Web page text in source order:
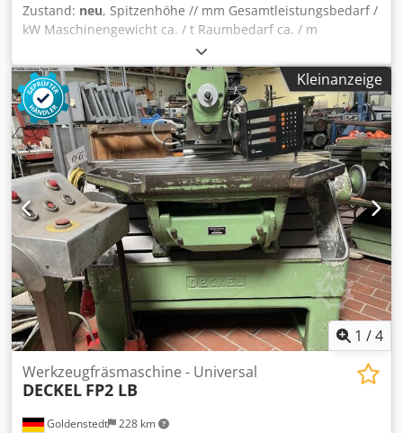
Zustand: neu, Spitzenhöhe // mm Gesamtleistungsbedarf /
kW Maschinengewicht ca. / t Raumbedarf ca. / m
Teilapparat für Deckel FP1 / FP2 Credpfx Aezcgfqopmjf
Zustand: NEU
Kleinanzeige
1 /4
Goldenstedt 228 km
Werkzeugfräsmaschine - Universal
DECKEL FP2 LB